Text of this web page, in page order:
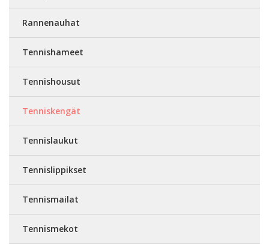
Rannenauhat
Tennishameet
Tennishousut
Tenniskengät
Tennislaukut
Tennislippikset
Tennismailat
Tennismekot